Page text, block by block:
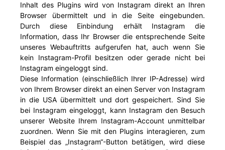
Inhalt des Plugins wird von Instagram direkt an Ihren
Browser übermittelt und in die Seite eingebunden.
Durch diese Einbindung erhält Instagram die
Information, dass Ihr Browser die entsprechende Seite
unseres Webauftritts aufgerufen hat, auch wenn Sie
kein Instagram-Profil besitzen oder gerade nicht bei
Instagram eingeloggt sind.
Diese Information (einschließlich Ihrer IP-Adresse) wird
von Ihrem Browser direkt an einen Server von Instagram
in die USA übermittelt und dort gespeichert. Sind Sie
bei Instagram eingeloggt, kann Instagram den Besuch
unserer Website Ihrem Instagram-Account unmittelbar
zuordnen. Wenn Sie mit den Plugins interagieren, zum
Beispiel das „Instagram“-Button betätigen, wird diese